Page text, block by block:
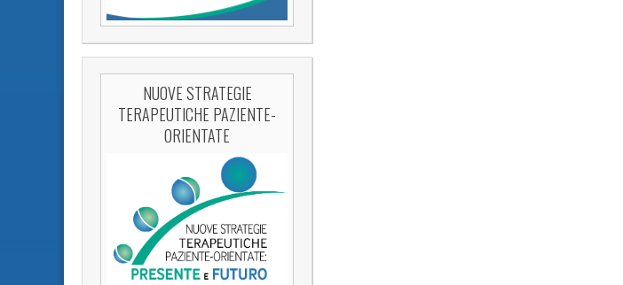
NUOVE STRATEGIE
TERAPEUTICHE PAZIENTE-
ORIENTATE